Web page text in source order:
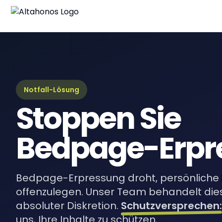
Notfall-Lösung
Stoppen Sie
Bedpage-
Bedpage-Erpressung droht,
offenzulegen. Unser Team behandelt
absoluter Diskretion. Schutzversprechen: